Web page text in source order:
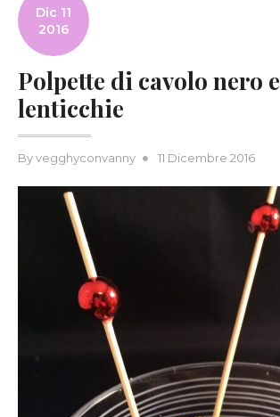
Dic 11
2016
Polpette di cavolo nero e
lenticchie
Byvegghyconvanny
Posted
11 Dicembre 2016